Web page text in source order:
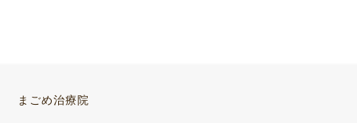
まごめ治療院